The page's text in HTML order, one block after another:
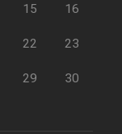
15 16
22 23
29 30